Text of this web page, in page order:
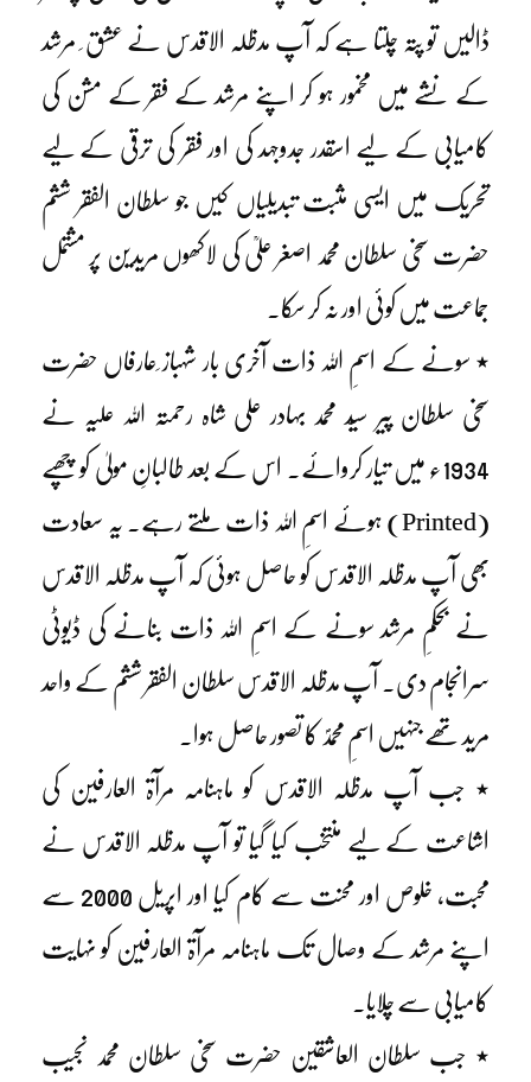
ڈالیں تو پتہ چلتا ہے کہ آپ مدظلہ الاقدس نے عشق ِ مرشد
کے نشے میں مخمور ہو کر اپنے مرشد کے فقر کے مشن کی
کامیابی کے لیے اسقدر جدوجہد کی اور فقر کی ترقی کے لیے
تحریک میں ایسی مثبت تبدیلیاں کیں جو سلطان الفقر ششم
حضرت سخی سلطان محمد اصغر علیؒ کی لاکھوں مریدین پر مشتمل
جماعت میں کوئی اور نہ کر سکا۔
٭ سونے کے اسمِ اللہ ذات آخری بار شہباز ِعارفاں حضرت
سخی سلطان پیر سیّد محمد بہادر علی شاہ رحمتہ اللہ علیہ نے
1934ء میں تیار کروائے۔ اس کے بعد طالبانِ مولیٰ کو چھپے
(Printed) ہوئے اسمِ اللہ ذات ملتے رہے۔ یہ سعادت
بھی آپ مدظلہ الاقدس کو حاصل ہوئی کہ آپ مدظلہ الاقدس
نے بحکمِ مرشد سونے کے اسمِ اللہ ذات بنانے کی ڈیوٹی
سرانجام دی۔ آپ مدظلہ الاقدس سلطان الفقر ششم کے واحد
مرید تھے جنہیں اسمِ محمدؐ کا تصور حاصل ہوا۔
٭ جب آپ مدظلہ الاقدس کو ماہنامہ مرآۃ العارفین کی
اشاعت کے لیے منتخب کیا گیا تو آپ مدظلہ الاقدس نے
محبت، خلوص اور محنت سے کام کیا اور اپریل 2000 سے
اپنے مرشد کے وصال تک ماہنامہ مرآۃ العارفین کو نہایت
کامیابی سے چلایا۔
٭ جب سلطان العاشقین حضرت سخی سلطان محمد نجیب